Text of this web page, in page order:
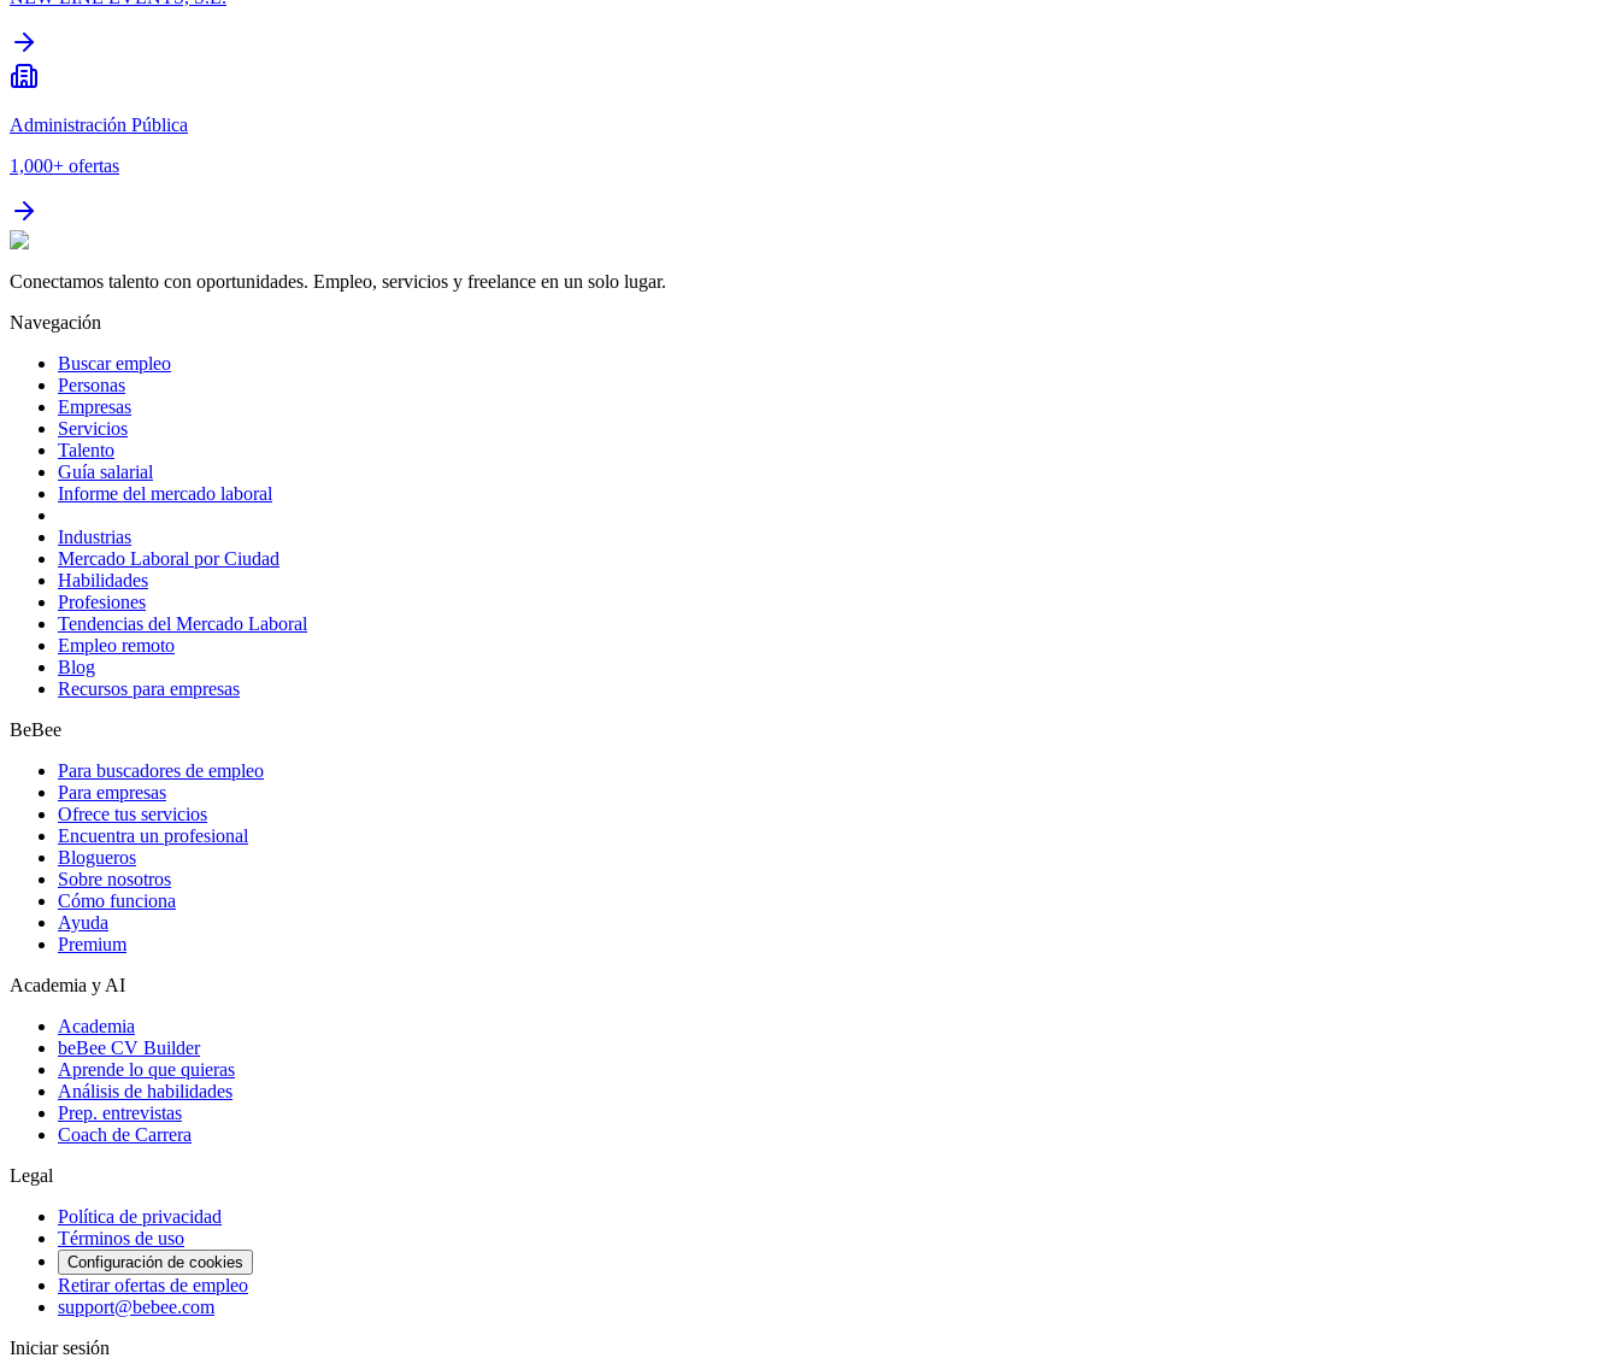
Administración Pública
1,000+ ofertas
Conectamos talento con oportunidades. Empleo, servicios y freelance en un solo lugar.
Navegación
Buscar empleo
Personas
Empresas
Servicios
Talento
Guía salarial
Informe del mercado laboral
Industrias
Mercado Laboral por Ciudad
Habilidades
Profesiones
Tendencias del Mercado Laboral
Empleo remoto
Blog
Recursos para empresas
BeBee
Para buscadores de empleo
Para empresas
Ofrece tus servicios
Encuentra un profesional
Blogueros
Sobre nosotros
Cómo funciona
Ayuda
Premium
Academia y AI
Academia
beBee CV Builder
Aprende lo que quieras
Análisis de habilidades
Prep. entrevistas
Coach de Carrera
Legal
Política de privacidad
Términos de uso
Configuración de cookies
Retirar ofertas de empleo
support@bebee.com
Iniciar sesión